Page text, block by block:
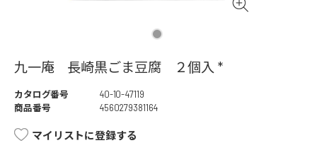
九一庵 長崎黒ごま豆腐 ２個入 *
カタログ番号
40-10-47119
商品番号
4560279381164
マイリストに登録する